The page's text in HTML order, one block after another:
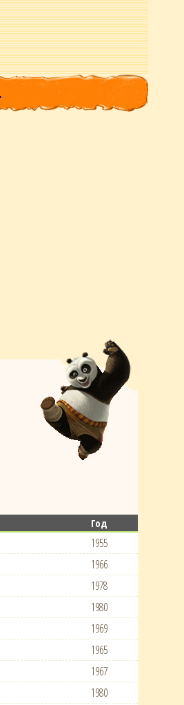
Год
1955
1966
1978
1980
1969
1965
1967
1980